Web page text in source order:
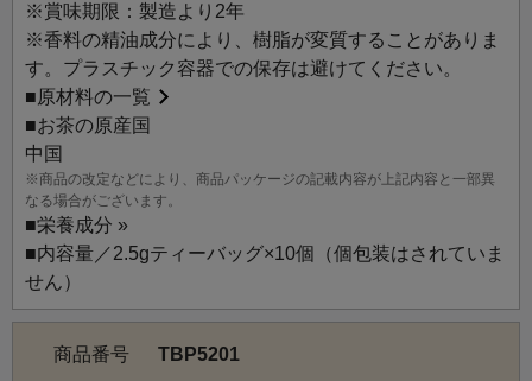
※賞味期限：製造より2年
※香料の精油成分により、樹脂が変質することがありま
す。プラスチック容器での保存は避けてください。
■原材料の一覧
■お茶の原産国
中国
※商品の改定などにより、商品パッケージの記載内容が上記内容と一部異
なる場合がございます。
■栄養成分 »
■内容量／2.5gティーバッグ×10個（個包装はされていま
せん）
商品番号
TBP5201